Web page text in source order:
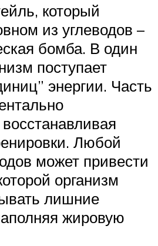
который
из углеводов –
бомба. В один
поступает
энергии. Часть
Любой
может привести
организм
лишние
жировую